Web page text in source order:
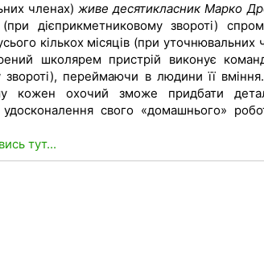
членах)живе десятикласник Марко
дієприкметниковому звороті)
кількох місяців (при уточнювальних
школярем пристрій виконує
звороті), переймаючи в людини її
кожен охочий зможе придбати
свого «домашнього»
тут...